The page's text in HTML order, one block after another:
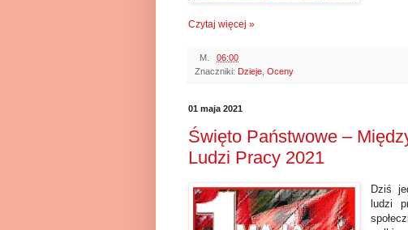
Czytaj więcej »
M.
06:00
Znaczniki: Dzieje Oceny
01 maja 2021
Święto Państwowe –
Ludzi Pracy 2021
Dziś
ludzi